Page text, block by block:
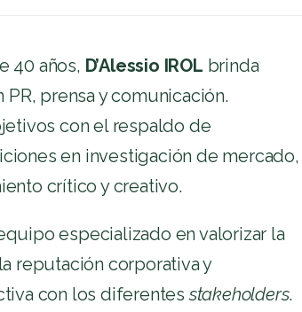
40 años, D’Alessio IROL brinda
prensa y comunicación.
con el respaldo de
en investigación de mercado,
crítico y creativo.
especializado en valorizar la
reputación corporativa y
con los diferentesstakeholders.